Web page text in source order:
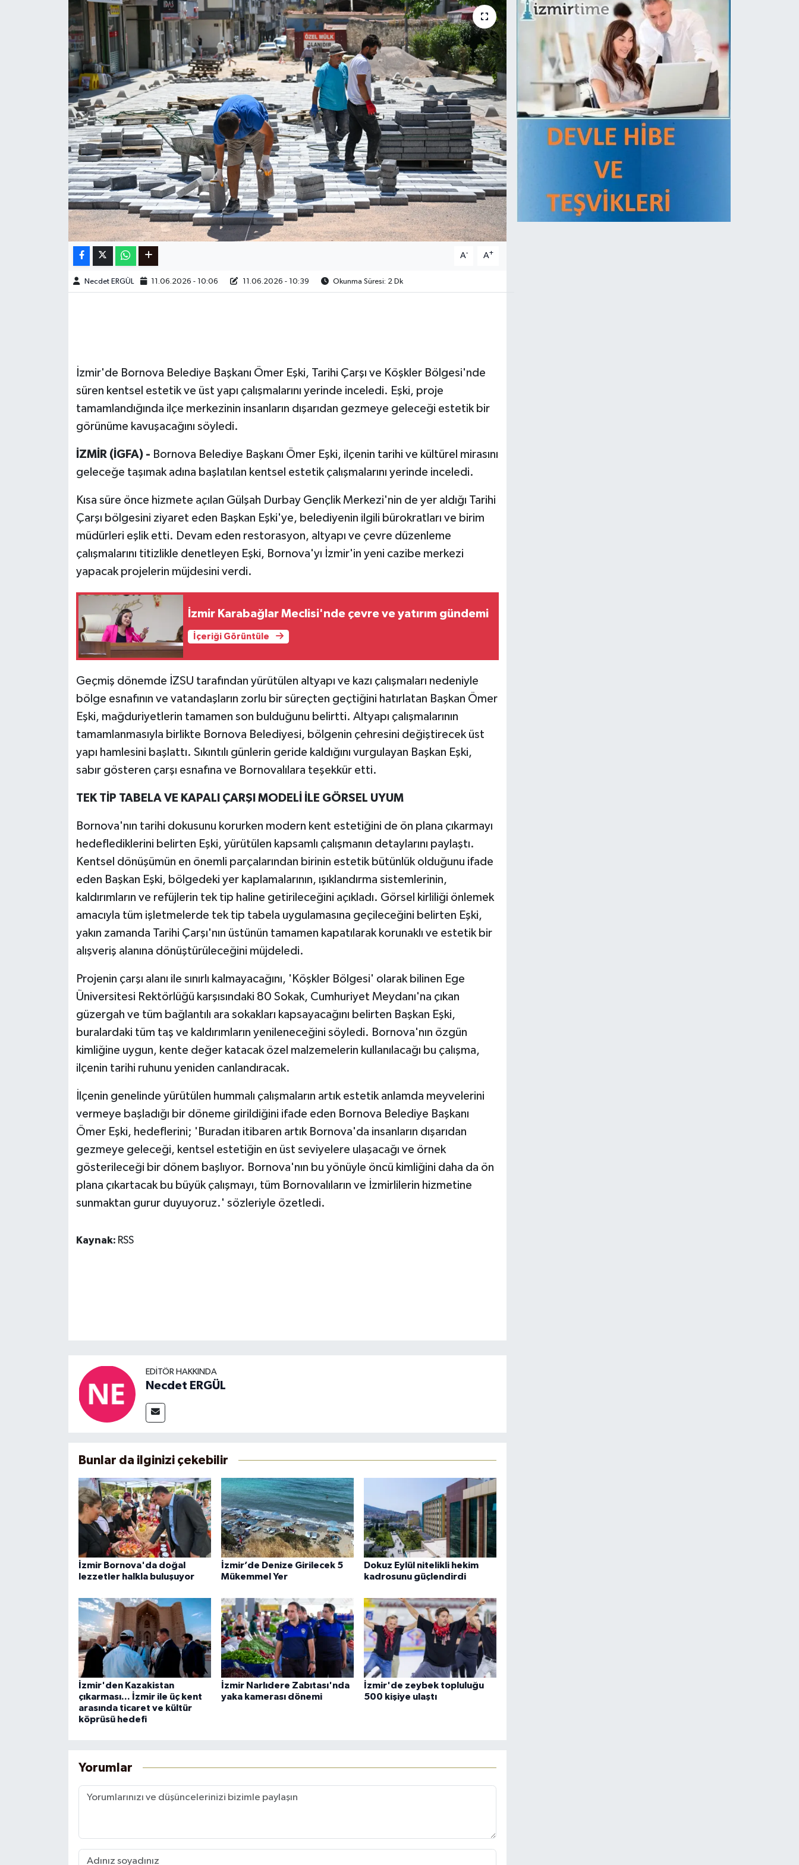
A- A+
Necdet ERGÜL 11.06.2026 - 10:06 11.06.2026 - 10:39 Okunma Süresi: 2 Dk
İzmir'de Bornova Belediye Başkanı Ömer Eşki, Tarihi Çarşı ve Köşkler Bölgesi'nde
süren kentsel estetik ve üst yapı çalışmalarını yerinde inceledi. Eşki, proje
tamamlandığında ilçe merkezinin insanların dışarıdan gezmeye geleceği estetik bir
görünüme kavuşacağını söyledi.
İZMİR (İGFA) - Bornova Belediye Başkanı Ömer Eşki, ilçenin tarihi ve kültürel mirasını
geleceğe taşımak adına başlatılan kentsel estetik çalışmalarını yerinde inceledi.
Kısa süre önce hizmete açılan Gülşah Durbay Gençlik Merkezi'nin de yer aldığı Tarihi
Çarşı bölgesini ziyaret eden Başkan Eşki'ye, belediyenin ilgili bürokratları ve birim
müdürleri eşlik etti. Devam eden restorasyon, altyapı ve çevre düzenleme
çalışmalarını titizlikle denetleyen Eşki, Bornova'yı İzmir'in yeni cazibe merkezi
yapacak projelerin müjdesini verdi.
İzmir Karabağlar Meclisi'nde çevre ve yatırım gündemi
İçeriği Görüntüle
Geçmiş dönemde İZSU tarafından yürütülen altyapı ve kazı çalışmaları nedeniyle
bölge esnafının ve vatandaşların zorlu bir süreçten geçtiğini hatırlatan Başkan Ömer
Eşki, mağduriyetlerin tamamen son bulduğunu belirtti. Altyapı çalışmalarının
tamamlanmasıyla birlikte Bornova Belediyesi, bölgenin çehresini değiştirecek üst
yapı hamlesini başlattı. Sıkıntılı günlerin geride kaldığını vurgulayan Başkan Eşki,
sabır gösteren çarşı esnafına ve Bornovalılara teşekkür etti.
TEK TİP TABELA VE KAPALI ÇARŞI MODELİ İLE GÖRSEL UYUM
Bornova'nın tarihi dokusunu korurken modern kent estetiğini de ön plana çıkarmayı
hedeflediklerini belirten Eşki, yürütülen kapsamlı çalışmanın detaylarını paylaştı.
Kentsel dönüşümün en önemli parçalarından birinin estetik bütünlük olduğunu ifade
eden Başkan Eşki, bölgedeki yer kaplamalarının, ışıklandırma sistemlerinin,
kaldırımların ve refüjlerin tek tip haline getirileceğini açıkladı. Görsel kirliliği önlemek
amacıyla tüm işletmelerde tek tip tabela uygulamasına geçileceğini belirten Eşki,
yakın zamanda Tarihi Çarşı'nın üstünün tamamen kapatılarak korunaklı ve estetik bir
alışveriş alanına dönüştürüleceğini müjdeledi.
Projenin çarşı alanı ile sınırlı kalmayacağını, 'Köşkler Bölgesi' olarak bilinen Ege
Üniversitesi Rektörlüğü karşısındaki 80 Sokak, Cumhuriyet Meydanı'na çıkan
güzergah ve tüm bağlantılı ara sokakları kapsayacağını belirten Başkan Eşki,
buralardaki tüm taş ve kaldırımların yenileneceğini söyledi. Bornova'nın özgün
kimliğine uygun, kente değer katacak özel malzemelerin kullanılacağı bu çalışma,
ilçenin tarihi ruhunu yeniden canlandıracak.
İlçenin genelinde yürütülen hummalı çalışmaların artık estetik anlamda meyvelerini
vermeye başladığı bir döneme girildiğini ifade eden Bornova Belediye Başkanı
Ömer Eşki, hedeflerini; 'Buradan itibaren artık Bornova'da insanların dışarıdan
gezmeye geleceği, kentsel estetiğin en üst seviyelere ulaşacağı ve örnek
gösterileceği bir dönem başlıyor. Bornova'nın bu yönüyle öncü kimliğini daha da ön
plana çıkartacak bu büyük çalışmayı, tüm Bornovalıların ve İzmirlilerin hizmetine
sunmaktan gurur duyuyoruz.' sözleriyle özetledi.
Kaynak: RSS
EDITÖR HAKKINDA
Necdet ERGÜL
Bunlar da ilginizi çekebilir
İzmir Bornova'da doğal
lezzetler halkla buluşuyor
İzmir’de Denize Girilecek 5
Mükemmel Yer
Dokuz Eylül nitelikli hekim
kadrosunu güçlendirdi
İzmir'den Kazakistan
çıkarması... İzmir ile üç kent
arasında ticaret ve kültür
köprüsü hedefi
İzmir Narlıdere Zabıtası'nda
yaka kamerası dönemi
İzmir'de zeybek topluluğu
500 kişiye ulaştı
Yorumlar
İletişim